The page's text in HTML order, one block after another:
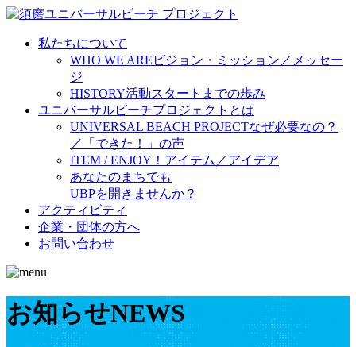
私たちについて
WHO WE ARE ビジョン・ミッション／メッセー
ジ
HISTORY活動スタートまでの歩み
ユニバーサルビーチプロジェクトとは
UNIVERSAL BEACH PROJECTなぜ必要なの？
／「できた！」の声
ITEM / ENJOY！ アイテム／アイデア
あなたのまちでも
UBPを開きませんか？
アクティビティ
企業・団体の方へ
お問い合わせ
お知らせNEWS